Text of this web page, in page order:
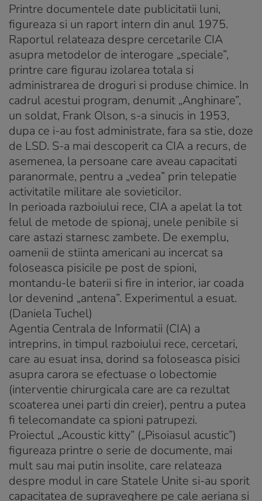
Printre documentele date publicitatii luni,
figureaza si un raport intern din anul 1975.
Raportul relateaza despre cercetarile CIA
asupra metodelor de interogare „speciale”,
printre care figurau izolarea totala si
administrarea de droguri si produse chimice. In
cadrul acestui program, denumit „Anghinare”,
un soldat, Frank Olson, s-a sinucis in 1953,
dupa ce i-au fost administrate, fara sa stie, doze
de LSD. S-a mai descoperit ca CIA a recurs, de
asemenea, la persoane care aveau capacitati
paranormale, pentru a „vedea” prin telepatie
activitatile militare ale sovieticilor.
In perioada razboiului rece, CIA a apelat la tot
felul de metode de spionaj, unele penibile si
care astazi starnesc zambete. De exemplu,
oamenii de stiinta americani au incercat sa
foloseasca pisicile pe post de spioni,
montandu-le baterii si fire in interior, iar coada
lor devenind „antena”. Experimentul a esuat.
(Daniela Tuchel)
Agentia Centrala de Informatii (CIA) a
intreprins, in timpul razboiului rece, cercetari,
care au esuat insa, dorind sa foloseasca pisici
asupra carora se efectuase o lobectomie
(interventie chirurgicala care are ca rezultat
scoaterea unei parti din creier), pentru a putea
fi telecomandate ca spioni patrupezi.
Proiectul „Acoustic kitty” („Pisoiasul acustic”)
figureaza printre o serie de documente, mai
mult sau mai putin insolite, care relateaza
despre modul in care Statele Unite si-au sporit
capacitatea de supraveghere pe cale aeriana si